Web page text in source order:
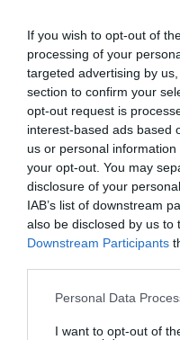
If you wish to opt-out of
processing of your
targeted advertising by
section to confirm your
opt-out request is
interest-based ads based
us or personal
your opt-out. You may
disclosure of your
IAB’s list of downstream
also be disclosed by us to
Downstream Participants
Please note that this
not limited to your visit or
Personal Data
I want to opt-out of
Η κλήρωση
Women
Ο Παναθηναϊκός έμαθε
στους ομίλους της
16.07.2026 ΜΠΑΣΚΕΤ